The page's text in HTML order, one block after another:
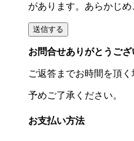
があります。あらかじめ
お問合せありがとうござ
ご返答までお時間を頂く
予めご了承ください。
お支払い方法